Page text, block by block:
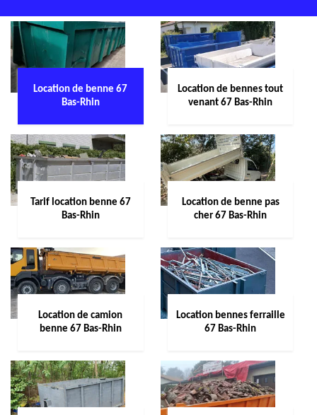
Location de benne 67
Bas-Rhin
Location de bennes tout
venant 67 Bas-Rhin
Tarif location benne 67
Bas-Rhin
Location de benne pas
cher 67 Bas-Rhin
Location de camion
benne 67 Bas-Rhin
Location bennes ferraille
67 Bas-Rhin